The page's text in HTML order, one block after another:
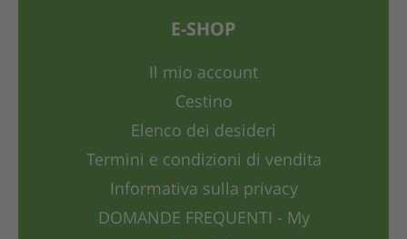
E-SHOP
Il mio account
Cestino
Elenco dei desideri
Termini e condizioni di vendita
Informativa sulla privacy
DOMANDE FREQUENTI - My